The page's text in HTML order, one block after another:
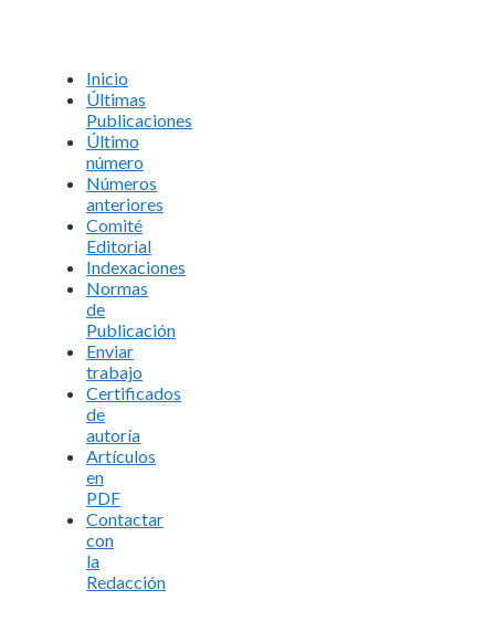
Inicio
Últimas
Publicaciones
Último
número
Números
anteriores
Comité
Editorial
Indexaciones
Normas
de
Publicación
Enviar
trabajo
Certificados
de
autoría
Artículos
en
PDF
Contactar
con
la
Redacción